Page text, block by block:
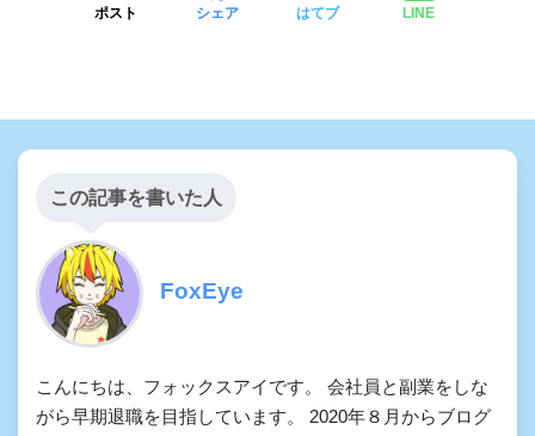
ポスト シェア はてブ LINE
この記事を書いた人
FoxEye
こんにちは、フォックスアイです。 会社員と副業をしな
がら早期退職を目指しています。 2020年８月からブログ